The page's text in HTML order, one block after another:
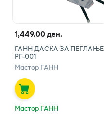
1,449.00 ден.
ГАНН ДАСКА ЗА ПЕГЛАЊЕ
РГ-001
Мастор ГАНН
Мастор ГАНН